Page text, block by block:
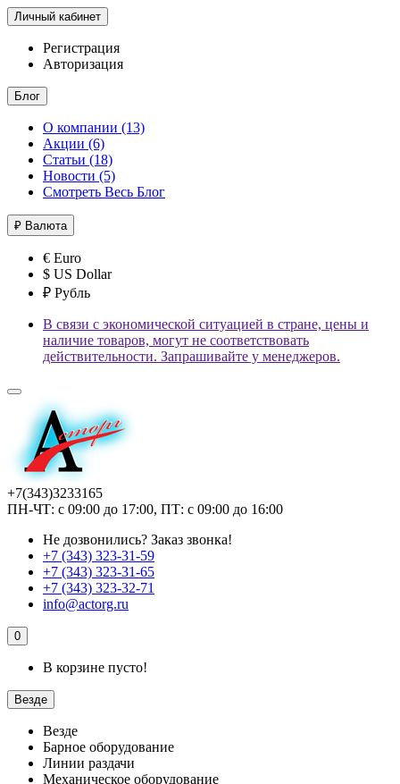
Личный кабинет
Регистрация
Авторизация
Блог
О компании (13)
Акции (6)
Статьи (18)
Новости (5)
Смотреть Весь Блог
₽ Валюта
€ Euro
$ US Dollar
₽ Рубль
В связи с экономической ситуацией в стране, цены и
наличие товаров, могут не соответствовать
действительности. Запрашивайте у менеджеров.
+7(343)3233165
ПН-ЧТ: с 09:00 до 17:00, ПТ: с 09:00 до 16:00
Не дозвонились? Заказ звонка!
+7 (343) 323-31-59
+7 (343) 323-31-65
+7 (343) 323-32-71
info@actorg.ru
0
В корзине пусто!
Везде
Везде
Барное оборудование
Линии раздачи
Механическое оборудование